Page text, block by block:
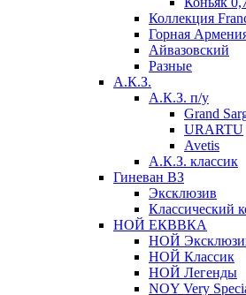
Коллекция
Горная
Айвазовский
Разные
А.К.З.
А.К.З. п/у
Grand
URARTU
Avetis
А.К.З. классик
Гиневан ВЗ
Эксклюзив
Классический
НОЙ ЕКВВКА
НОЙ
НОЙ Классик
НОЙ Легенды
NOY Very